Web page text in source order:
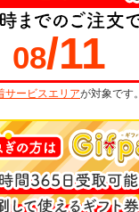
08/11
サービスエリアが対象です。